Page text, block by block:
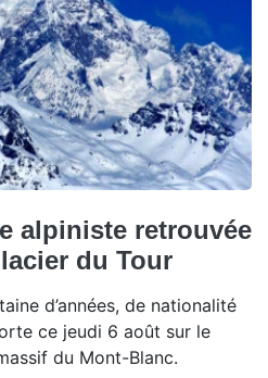
alpiniste retrouvée
du Tour
d’années, de nationalité
ce jeudi 6 août sur le
du Mont-Blanc.